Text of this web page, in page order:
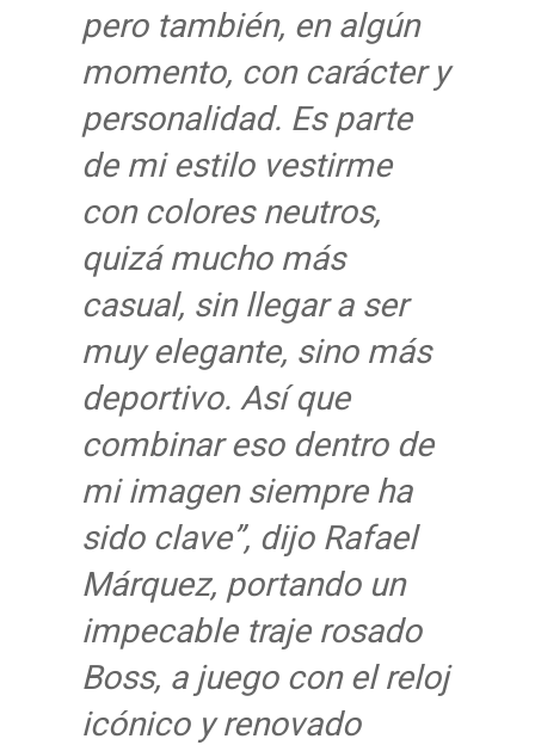
pero también, en algún
momento, con carácter y
personalidad. Es parte
de mi estilo vestirme
con colores neutros,
quizá mucho más
casual, sin llegar a ser
muy elegante, sino más
deportivo. Así que
combinar eso dentro de
mi imagen siempre ha
sido clave”, dijo Rafael
Márquez, portando un
impecable traje rosado
Boss, a juego con el reloj
icónico y renovado